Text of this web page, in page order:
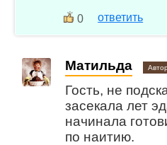
0 ответить
Матильда
Гость, не
засекала лет
начинала
по наитию.